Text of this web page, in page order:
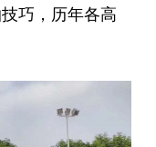
巧，历年各高